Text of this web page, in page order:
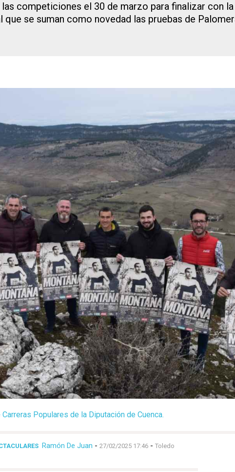
competiciones el 30 de marzo para finalizar con
se suman como novedad las pruebas de
Populares de la Diputación de Cuenca.
Ramón De Juan - 27/02/2025 17:46 - Toledo